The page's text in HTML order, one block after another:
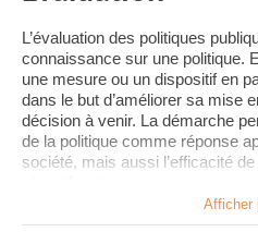
L’évaluation des politiques
connaissance sur une politique.
une mesure ou un dispositif en
dans le but d’améliorer sa mise
décision à venir. La démarche
de la politique comme réponse
société, mais aussi l’efficacité
La démarche évaluative
Afficher